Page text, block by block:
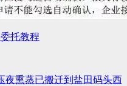
托教程
夜熏蒸已搬迁到盐田码头西